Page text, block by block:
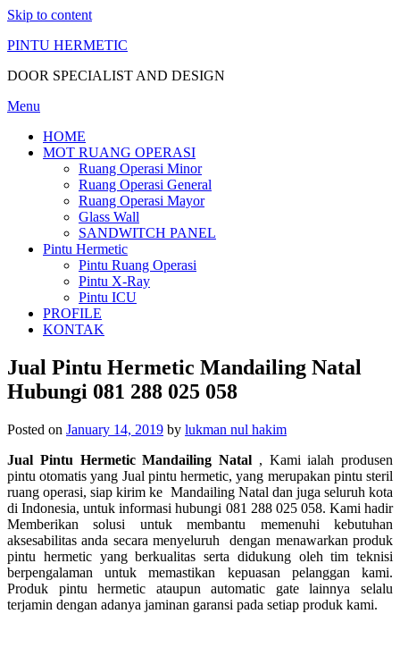
Skip to content
PINTU HERMETIC
DOOR SPECIALIST AND DESIGN
Menu
HOME
MOT RUANG OPERASI
Ruang Operasi Minor
Ruang Operasi General
Ruang Operasi Mayor
Glass Wall
SANDWITCH PANEL
Pintu Hermetic
Pintu Ruang Operasi
Pintu X-Ray
Pintu ICU
PROFILE
KONTAK
Jual Pintu Hermetic Mandailing Natal
Hubungi 081 288 025 058
Posted on January 14, 2019 by lukman nul hakim
Jual Pintu Hermetic Mandailing Natal , Kami ialah produsen
pintu otomatis yang Jual pintu hermetic, yang merupakan pintu steril
ruang operasi, siap kirim ke Mandailing Natal dan juga seluruh kota
di Indonesia, untuk informasi hubungi 081 288 025 058. Kami hadir
Memberikan solusi untuk membantu memenuhi kebutuhan
aksesabilitas anda secara menyeluruh dengan menawarkan produk
pintu hermetic yang berkualitas serta didukung oleh tim teknisi
berpengalaman untuk memastikan kepuasan pelanggan kami.
Produk pintu hermetic ataupun automatic gate lainnya selalu
terjamin dengan adanya jaminan garansi pada setiap produk kami.